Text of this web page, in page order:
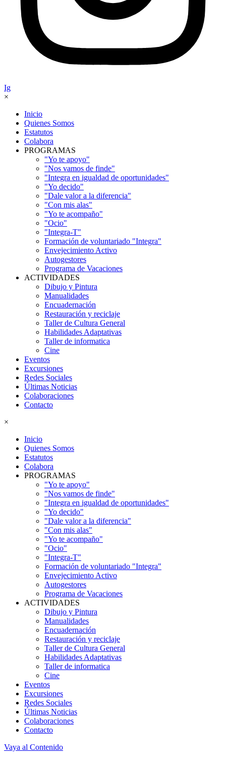
Ig
×
Inicio
Quienes Somos
Estatutos
Colabora
PROGRAMAS
"Yo te apoyo"
"Nos vamos de finde"
"Integra en igualdad de oportunidades"
"Yo decido"
"Dale valor a la diferencia"
"Con mis alas"
"Yo te acompaño"
"Ocio"
"Integra-T"
Formación de voluntariado "Integra"
Envejecimiento Activo
Autogestores
Programa de Vacaciones
ACTIVIDADES
Dibujo y Pintura
Manualidades
Encuadernación
Restauración y reciclaje
Taller de Cultura General
Habilidades Adaptativas
Taller de informatica
Cine
Eventos
Excursiones
Redes Sociales
Últimas Noticias
Colaboraciones
Contacto
×
Inicio
Quienes Somos
Estatutos
Colabora
PROGRAMAS
"Yo te apoyo"
"Nos vamos de finde"
"Integra en igualdad de oportunidades"
"Yo decido"
"Dale valor a la diferencia"
"Con mis alas"
"Yo te acompaño"
"Ocio"
"Integra-T"
Formación de voluntariado "Integra"
Envejecimiento Activo
Autogestores
Programa de Vacaciones
ACTIVIDADES
Dibujo y Pintura
Manualidades
Encuadernación
Restauración y reciclaje
Taller de Cultura General
Habilidades Adaptativas
Taller de informatica
Cine
Eventos
Excursiones
Redes Sociales
Últimas Noticias
Colaboraciones
Contacto
Vaya al Contenido